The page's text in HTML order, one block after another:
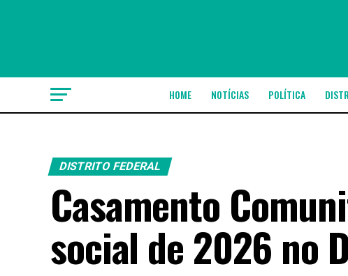
HOME NOTÍCIAS POLÍTICA
DISTRITO FEDERAL
Casamento
social de 2026 no